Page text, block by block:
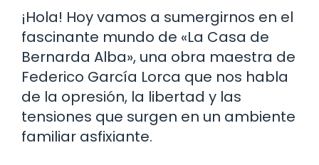
¡Hola! Hoy vamos a sumergirnos en el
fascinante mundo de «La Casa de
Bernarda Alba», una obra maestra de
Federico García Lorca que nos habla
de la opresión, la libertad y las
tensiones que surgen en un ambiente
familiar asfixiante.